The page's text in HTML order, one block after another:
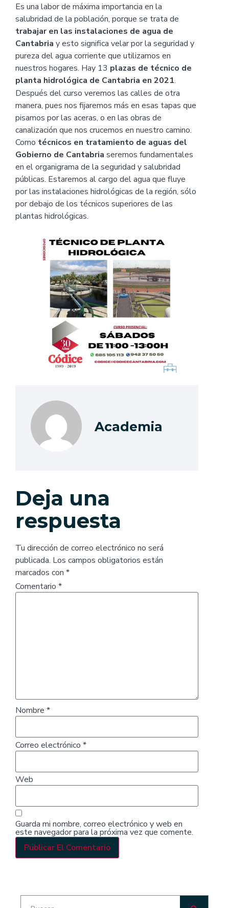
Es una labor de máxima importancia en la
salubridad de la población, porque se trata de
trabajar en las instalaciones de agua de
Cantabria y esto significa velar por la seguridad y
pureza del agua corriente que utilizamos en
nuestros hogares. Hay 13 plazas de técnico de
planta hidrológica de Cantabria en 2021.
Después del curso veremos las calles de otra
manera, pues nos fijaremos más en esas tapas que
pisamos por las aceras, o en las obras de
canalización que nos crucemos en nuestro camino.
Como técnicos en tratamiento de aguas del
Gobierno de Cantabria seremos fundamentales
en el organigrama de la seguridad y salubridad
públicas. Estaremos al cargo del agua que fluye
por las instalaciones hidrológicas de la región, sólo
por debajo de los técnicos superiores de las
plantas hidrológicas.
Academia
Deja una
respuesta
Tu dirección de correo electrónico no será
publicada. Los campos obligatorios están
marcados con *
Comentario *
Nombre *
Correo electrónico *
Web
Guarda mi nombre, correo electrónico y web en
este navegador para la próxima vez que comente.